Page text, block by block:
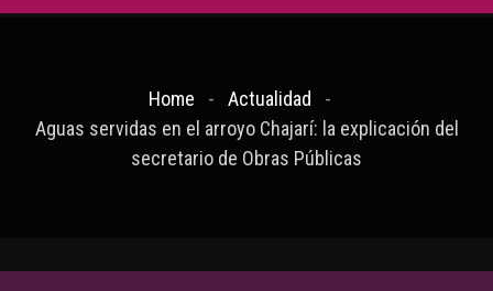
Home
Actualidad
Aguas servidas en el arroyo Chajarí: la explicación del
secretario de Obras Públicas